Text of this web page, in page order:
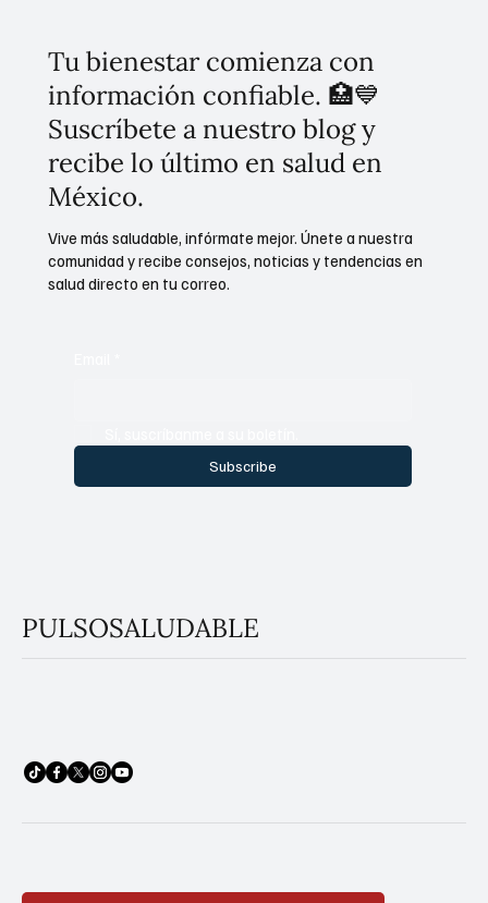
Tu bienestar comienza con
información confiable. 🏥💙
Suscríbete a nuestro blog y
recibe lo último en salud en
México.
Subscribe
Vive más saludable, infórmate mejor. Únete a nuestra
comunidad y recibe consejos, noticias y tendencias en
salud directo en tu correo.
PULSOSALUDABLE